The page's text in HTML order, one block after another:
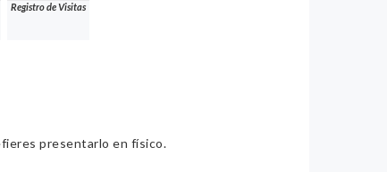
Registro de Visitas
presentarlo en físico.